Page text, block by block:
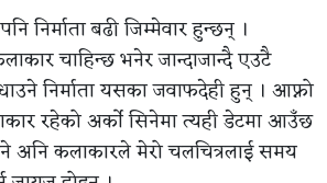
निर्माता बढी जिम्मेवार हुन्छन् ।
चाहिन्छ भनेर जान्दाजान्दै एउटै
निर्माता यसका जवाफदेही हुन् । आफ्नो
रहेको अर्को सिनेमा त्यही डेटमा आउँछ
अनि कलाकारले मेरो चलचित्रलाई समय